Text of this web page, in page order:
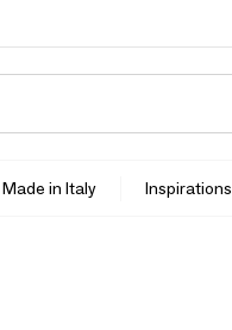
in Italy Inspirations